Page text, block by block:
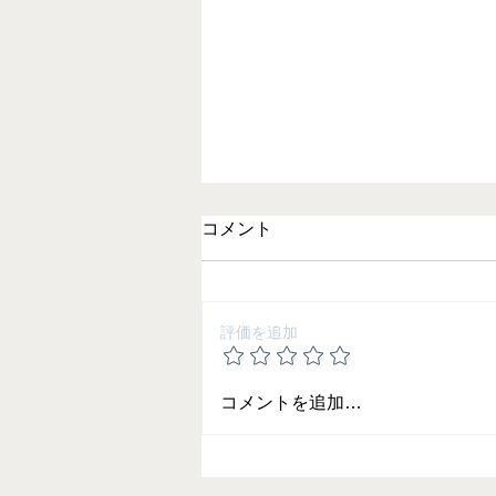
2025 夏期講習の御案内
コメント
評価を追加
コメントを追加…